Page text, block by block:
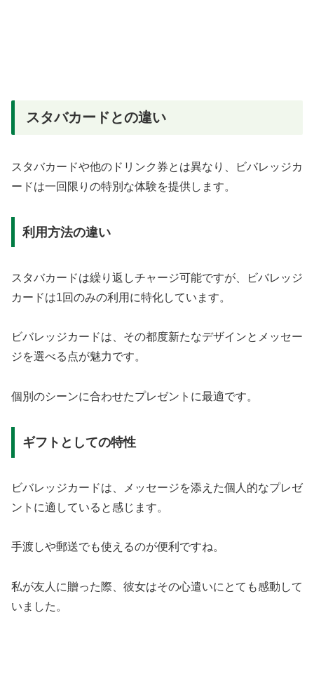
スタバカードとの違い
スタバカードや他のドリンク券とは異なり、ビバレッジカ
ードは一回限りの特別な体験を提供します。
利用方法の違い
スタバカードは繰り返しチャージ可能ですが、ビバレッジ
カードは1回のみの利用に特化しています。
ビバレッジカードは、その都度新たなデザインとメッセー
ジを選べる点が魅力です。
個別のシーンに合わせたプレゼントに最適です。
ギフトとしての特性
ビバレッジカードは、メッセージを添えた個人的なプレゼ
ントに適していると感じます。
手渡しや郵送でも使えるのが便利ですね。
私が友人に贈った際、彼女はその心遣いにとても感動して
いました。